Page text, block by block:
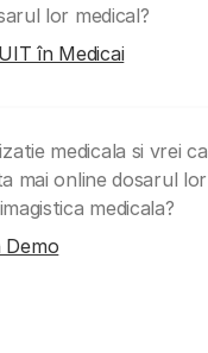
lor medical?
în Medicai
medicala si vrei ca
mai online dosarul lor
medicala?
Demo